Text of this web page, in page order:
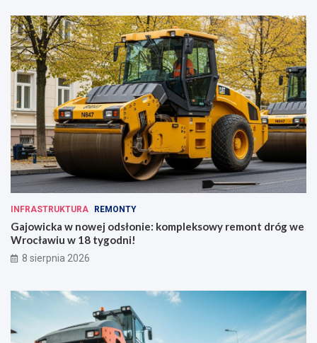
INFRASTRUKTURA REMONTY
Gajowicka w nowej odsłonie: kompleksowy remont dróg we
Wrocławiu w 18 tygodni!
8 sierpnia 2026